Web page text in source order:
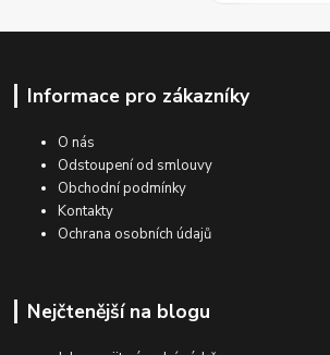
Informace pro zákazníky
O nás
Odstoupení od smlouvy
Obchodní podmínky
Kontakty
Ochrana osobních údajů
Nejčtenější na blogu